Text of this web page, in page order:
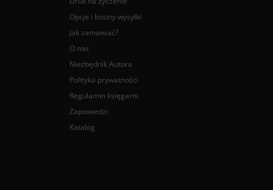
Opcje i koszty wysyłki
Jak zamawiać?
O nas
Niezbędnik Autora
Polityka prywatności
Regulamin księgarni
Zapowiedzi
Katalog